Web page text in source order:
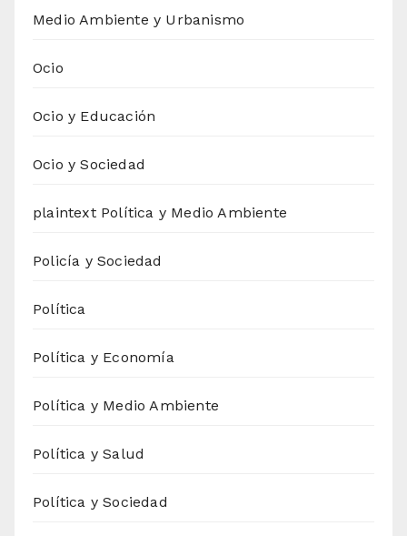
Medio Ambiente y Urbanismo
Ocio
Ocio y Educación
Ocio y Sociedad
plaintext Política y Medio Ambiente
Policía y Sociedad
Política
Política y Economía
Política y Medio Ambiente
Política y Salud
Política y Sociedad